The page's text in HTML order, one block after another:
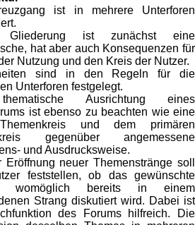
ist in mehrere Unterforen
Gliederung ist zunächst eine
hat aber auch Konsequenzen für
Nutzung und den Kreis der Nutzer.
sind in den Regeln für die
Unterforen festgelegt.
Ausrichtung eines
ist ebenso zu beachten wie eine
und dem primären
gegenüber angemessene
und Ausdrucksweise.
Eröffnung neuer Themenstränge soll
feststellen, ob das gewünschte
womöglich bereits in einem
Strang diskutiert wird. Dabei ist
des Forums hilfreich. Die